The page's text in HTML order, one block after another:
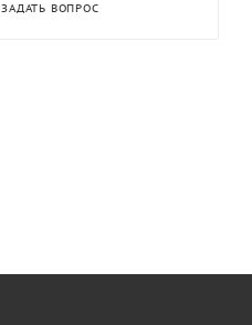
ЗАДАТЬ ВОПРОС